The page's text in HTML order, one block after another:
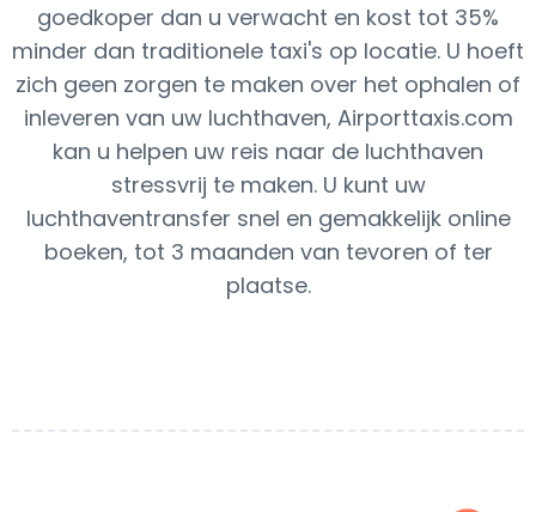
goedkoper dan u verwacht en kost tot 35%
minder dan traditionele taxi's op locatie. U hoeft
zich geen zorgen te maken over het ophalen of
inleveren van uw luchthaven, Airporttaxis.com
kan u helpen uw reis naar de luchthaven
stressvrij te maken. U kunt uw
luchthaventransfer snel en gemakkelijk online
boeken, tot 3 maanden van tevoren of ter
plaatse.